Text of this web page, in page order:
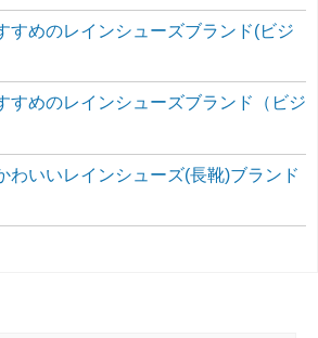
すめのレインシューズブランド(ビジ
すめのレインシューズブランド（ビジ
わいいレインシューズ(長靴)ブランド